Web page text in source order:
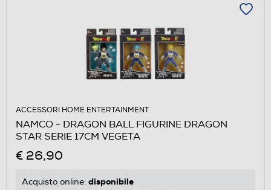
ACCESSORI HOME ENTERTAINMENT
NAMCO - DRAGON BALL FIGURINE DRAGON
STAR SERIE 17CM VEGETA
€ 26,90
Acquisto online: disponibile